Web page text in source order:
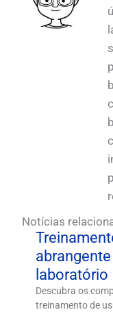
Notícias
laboratório
Descubra os
treinamento de